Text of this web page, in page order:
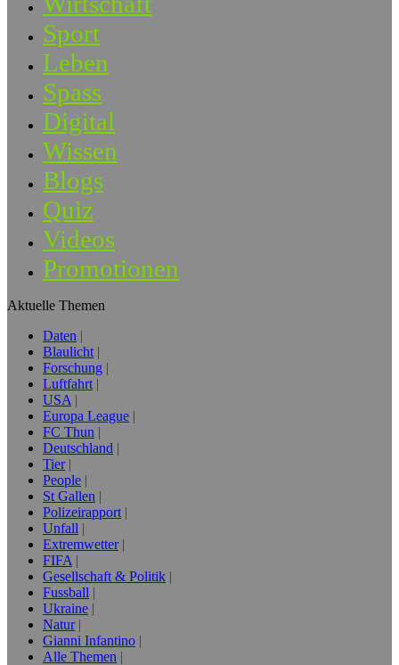
Sport
Leben
Spass
Digital
Wissen
Blogs
Quiz
Videos
Promotionen
Aktuelle Themen
Daten
Blaulicht
Forschung
Luftfahrt
USA
Europa League
FC Thun
Deutschland
Tier
People
St Gallen
Polizeirapport
Unfall
Extremwetter
FIFA
Gesellschaft & Politik
Fussball
Ukraine
Natur
Gianni Infantino
Alle Themen